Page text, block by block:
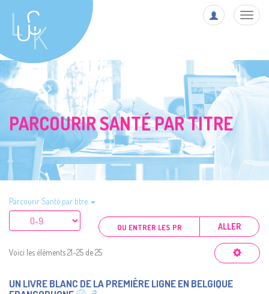
PARCOURIR SANTÉ PAR TITRE
Parcourir Santé par titre
ALLER
Voici les éléments 21-25 de 25
UN LIVRE BLANC DE LA PREMIÈRE LIGNE EN BELGIQUE